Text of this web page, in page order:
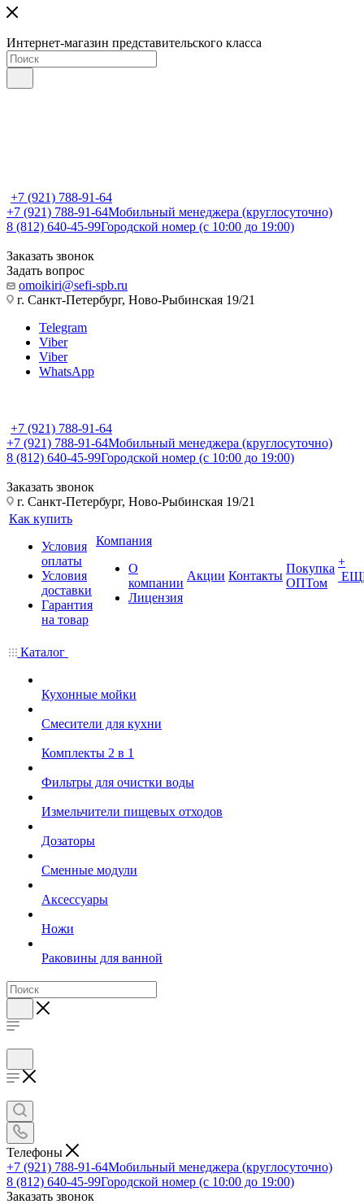
Интернет-магазин представительского класса
+7 (921) 788-91-64
+7 (921) 788-91-64Мобильный менеджера (круглосуточно)
8 (812) 640-45-99Городской номер (с 10:00 до 19:00)
Заказать звонок
Задать вопрос
omoikiri@sefi-spb.ru
г. Санкт-Петербург, Ново-Рыбинская 19/21
Telegram
Viber
Viber
WhatsApp
+7 (921) 788-91-64
+7 (921) 788-91-64Мобильный менеджера (круглосуточно)
8 (812) 640-45-99Городской номер (с 10:00 до 19:00)
Заказать звонок
г. Санкт-Петербург, Ново-Рыбинская 19/21
Как купить
Условия
оплаты
Условия
доставки
Гарантия
на товар
Компания
О
компании
Лицензия
Акции Контакты
Покупка
ОПТом
+
Каталог
Кухонные мойки
Смесители для кухни
Комплекты 2 в 1
Фильтры для очистки воды
Измельчители пищевых отходов
Дозаторы
Cменные модули
Аксессуары
Ножи
Раковины для ванной
Телефоны
+7 (921) 788-91-64Мобильный менеджера (круглосуточно)
8 (812) 640-45-99Городской номер (с 10:00 до 19:00)
Заказать звонок